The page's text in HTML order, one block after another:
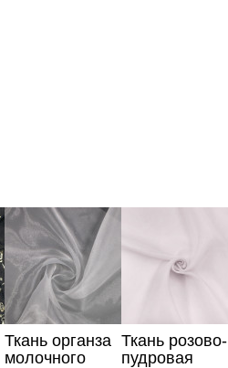
Ткань органза
молочного
Ткань розово-
пудровая